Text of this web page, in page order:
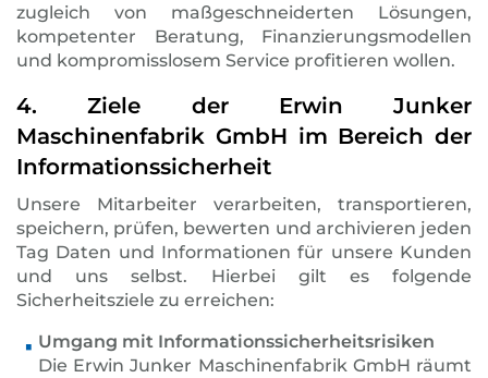
zugleich von maßgeschneiderten Lösungen,
kompetenter Beratung, Finanzierungsmodellen
und kompromisslosem Service profitieren wollen.
4. Ziele der Erwin Junker
Maschinenfabrik GmbH im Bereich der
Informationssicherheit
Unsere Mitarbeiter verarbeiten, transportieren,
speichern, prüfen, bewerten und archivieren jeden
Tag Daten und Informationen für unsere Kunden
und uns selbst. Hierbei gilt es folgende
Sicherheitsziele zu erreichen:
Umgang mit Informationssicherheitsrisiken
Die Erwin Junker Maschinenfabrik GmbH räumt